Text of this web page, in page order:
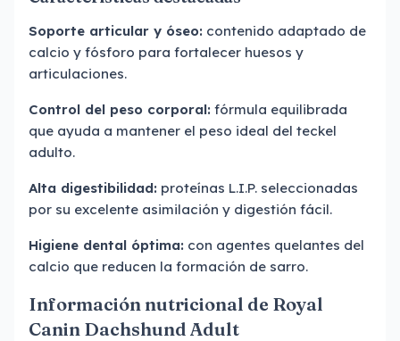
Soporte articular y óseo: contenido adaptado de
calcio y fósforo para fortalecer huesos y
articulaciones.
Control del peso corporal: fórmula equilibrada
que ayuda a mantener el peso ideal del teckel
adulto.
Alta digestibilidad: proteínas L.I.P. seleccionadas
por su excelente asimilación y digestión fácil.
Higiene dental óptima: con agentes quelantes del
calcio que reducen la formación de sarro.
Información nutricional de Royal
Canin Dachshund Adult